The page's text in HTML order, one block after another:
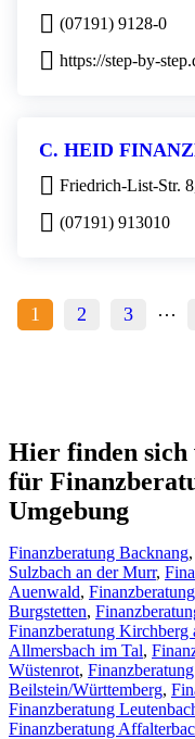
(07191) 9128-0
https://step-by-
C. HEID
Friedrich-List-Str.
(07191) 913010
1 2 3 …
Hier finden
für
Umgebung
Finanzberatung Backnang,
Sulzbach an der Murr,
Auenwald,
Burgstetten,
Finanzberatung Kirchberg
Allmersbach im Tal,
Wüstenrot,
Beilstein/Württemberg,
Finanzberatung
Finanzberatung